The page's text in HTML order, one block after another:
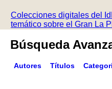
Colecciones digitales del
temático sobre el Gran La
Búsqueda
Autores Títulos